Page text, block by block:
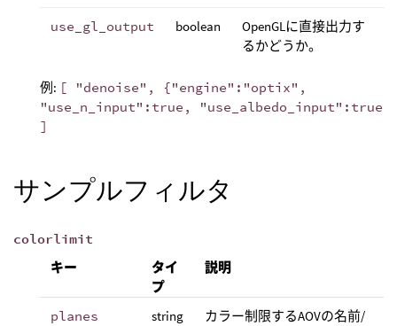
use_gl_output boolean
OpenGLに直接出力す
るかどうか。
例: [ "denoise", {"engine":"optix",
"use_n_input":true, "use_albedo_input":true
]
サンプルフィルタ
colorlimit
キー
タイ
プ
説明
planes string
カラー制限するAOVの名前/